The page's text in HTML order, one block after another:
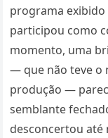
programa exibido
participou como
momento, uma
— que não teve o
produção —
semblante
desconcertou